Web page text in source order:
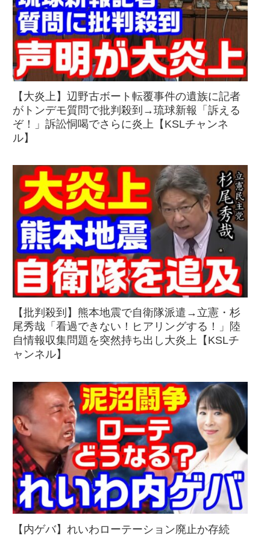
【大炎上】辺野古ボート転覆事件の遺族に記者
がトンデモ質問で批判殺到→琉球新報「訴える
ぞ！」訴訟恫喝でさらに炎上【KSLチャンネ
ル】
【批判殺到】熊本地震で自衛隊派遣→立憲・杉
尾秀哉「看過できない！ヒアリングする！」陸
自情報収集問題を突然持ち出し大炎上【KSLチ
ャンネル】
【内ゲバ】れいわローテーション廃止か存続